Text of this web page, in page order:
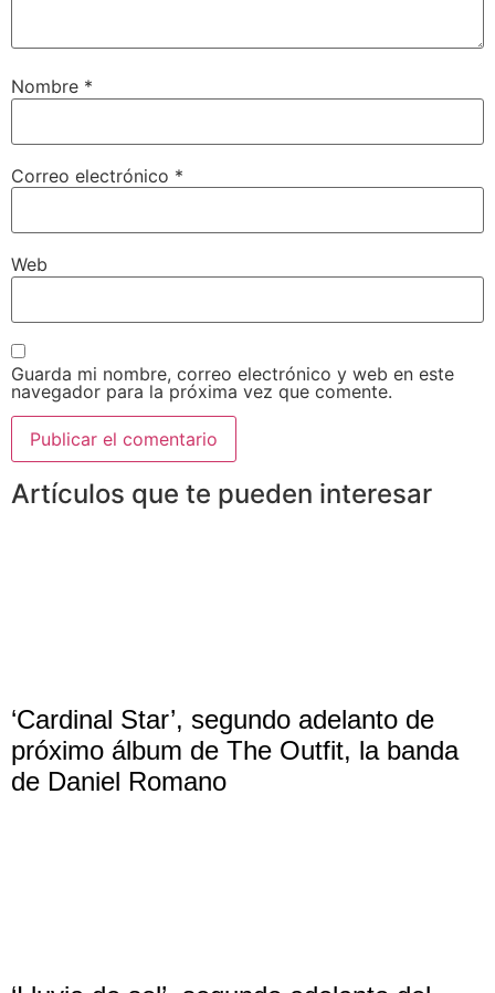
Nombre *
Correo electrónico *
Web
Guarda mi nombre, correo electrónico y web en este
navegador para la próxima vez que comente.
Artículos que te pueden interesar
‘Cardinal Star’, segundo adelanto de
próximo álbum de The Outfit, la banda
de Daniel Romano